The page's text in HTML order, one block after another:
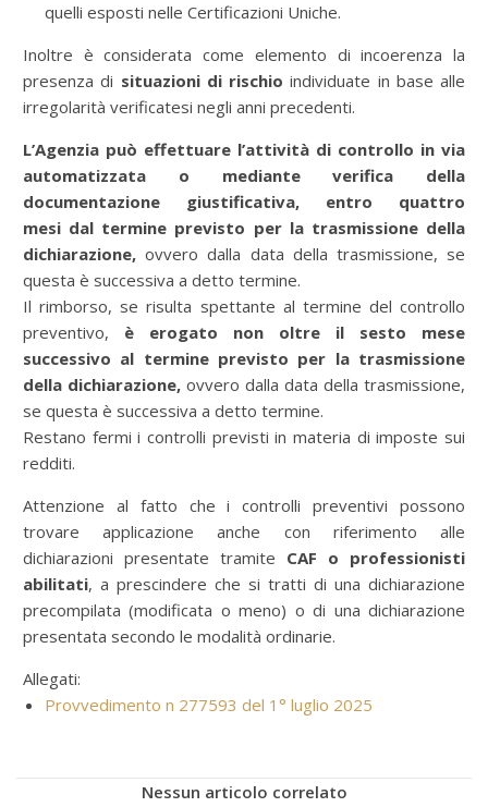
quelli esposti nelle Certificazioni Uniche.
Inoltre è considerata come elemento di incoerenza la
presenza di situazioni di rischio individuate in base alle
irregolarità verificatesi negli anni precedenti.
L’Agenzia può effettuare l’attività di controllo in via
automatizzata o mediante verifica della
documentazione giustificativa, entro quattro
mesi dal termine previsto per la trasmissione della
dichiarazione,ovvero dalla data della trasmissione, se
questa è successiva a detto termine.
Il rimborso, se risulta spettante al termine del controllo
preventivo, è erogato non oltre il sesto mese
successivo al termine previsto per la trasmissione
della dichiarazione, ovvero dalla data della trasmissione,
se questa è successiva a detto termine.
Restano fermi i controlli previsti in materia di imposte sui
redditi.
Attenzione al fatto che i controlli preventivi possono
trovare applicazione anche con riferimento alle
dichiarazioni presentate tramite CAF o professionisti
abilitati, a prescindere che si tratti di una dichiarazione
precompilata (modificata o meno) o di una dichiarazione
presentata secondo le modalità ordinarie.
Allegati:
Provvedimento n 277593 del 1° luglio 2025
Nessun articolo correlato